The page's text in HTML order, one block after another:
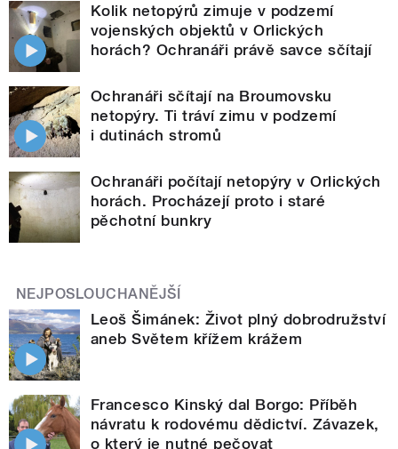
Kolik netopýrů zimuje v podzemí
vojenských objektů v Orlických
horách? Ochranáři právě savce sčítají
Ochranáři sčítají na Broumovsku
netopýry. Ti tráví zimu v podzemí
i dutinách stromů
Ochranáři počítají netopýry v Orlických
horách. Procházejí proto i staré
pěchotní bunkry
NEJPOSLOUCHANĚJŠÍ
Leoš Šimánek: Život plný dobrodružství
aneb Světem křížem krážem
Francesco Kinský dal Borgo: Příběh
návratu k rodovému dědictví. Závazek,
o který je nutné pečovat